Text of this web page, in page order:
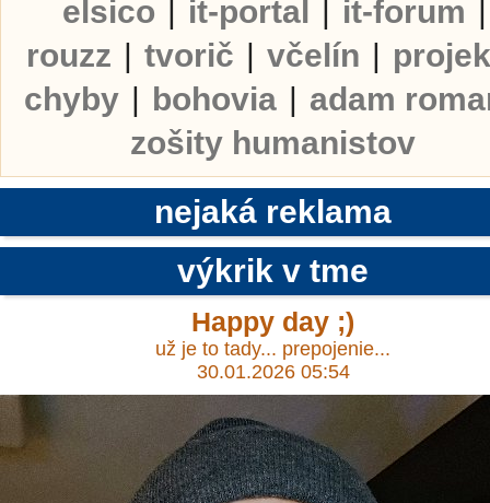
elsico it-portal it-forum
rouzz | tvorič | včelín |
chyby | bohovia | adam
zošity humanistov
nejaká reklama
výkrik v tme
Happy day ;)
už je to tady... prepojenie...
30.01.2026 05:54